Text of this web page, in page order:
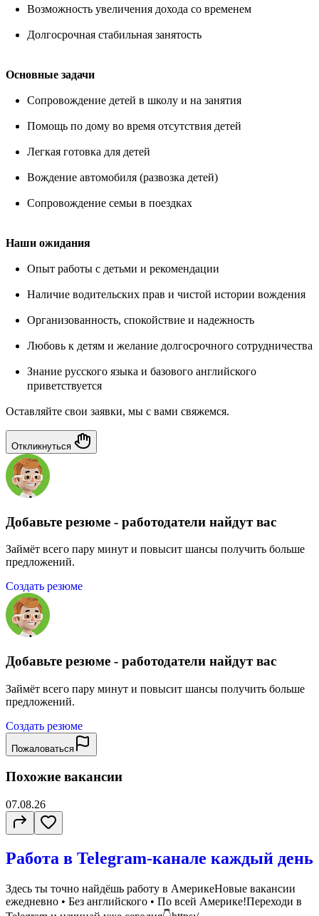
Возможность увеличения дохода со временем
Долгосрочная стабильная занятость
Основные задачи
Сопровождение детей в школу и на занятия
Помощь по дому во время отсутствия детей
Легкая готовка для детей
Вождение автомобиля (развозка детей)
Сопровождение семьи в поездках
Наши ожидания
Опыт работы с детьми и рекомендации
Наличие водительских прав и чистой истории вождения
Организованность, спокойствие и надежность
Любовь к детям и желание долгосрочного сотрудничества
Знание русского языка и базового английского
приветствуется
Оставляйте свои заявки, мы с вами свяжемся.
Откликнуться
Добавьте резюме - работодатели найдут вас
Займёт всего пару минут и повысит шансы получить больше
предложений.
Создать резюме
Добавьте резюме - работодатели найдут вас
Займёт всего пару минут и повысит шансы получить больше
предложений.
Создать резюме
Пожаловаться
Похожие вакансии
07.08.26
Работа в Telegram-канале каждый день
Здесь ты точно найдёшь работу в АмерикеНовые вакансии
ежедневно • Без английского • По всей Америке!Переходи в